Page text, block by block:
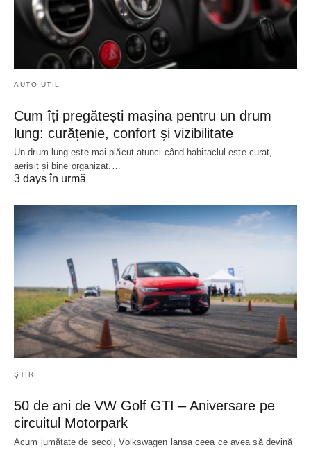
AUTO UTIL
Cum îți pregătești mașina pentru un drum
lung: curățenie, confort și vizibilitate
Un drum lung este mai plăcut atunci când habitaclul este curat,
aerisit și bine organizat.…
3 days în urmă
ȘTIRI
50 de ani de VW Golf GTI – Aniversare pe
circuitul Motorpark
Acum jumătate de secol, Volkswagen lansa ceea ce avea să devină